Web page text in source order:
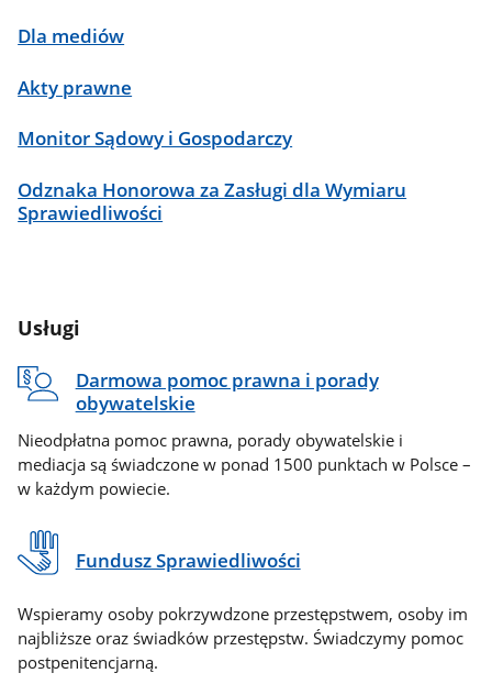
Dla mediów
Akty prawne
Monitor Sądowy i Gospodarczy
Odznaka Honorowa za Zasługi dla Wymiaru
Sprawiedliwości
Usługi
Darmowa pomoc prawna i porady
obywatelskie
Nieodpłatna pomoc prawna, porady obywatelskie i
mediacja są świadczone w ponad 1500 punktach w Polsce –
w każdym powiecie.
Fundusz Sprawiedliwości
Wspieramy osoby pokrzywdzone przestępstwem, osoby im
najbliższe oraz świadków przestępstw. Świadczymy pomoc
postpenitencjarną.